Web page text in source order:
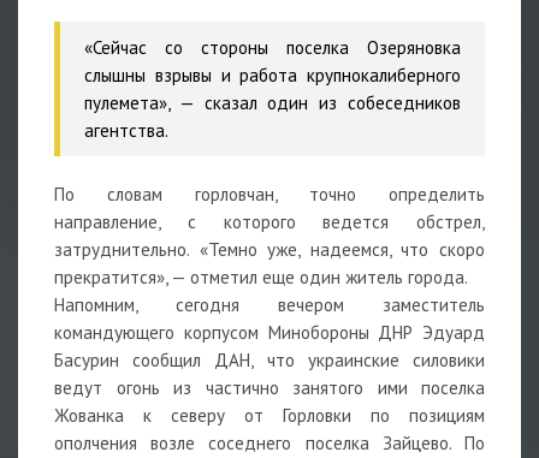
«Сейчас со стороны поселка Озеряновка
слышны взрывы и работа крупнокалиберного
пулемета», — сказал один из собеседников
агентства.
По словам горловчан, точно определить
направление, с которого ведется обстрел,
затруднительно. «Темно уже, надеемся, что скоро
прекратится», — отметил еще один житель города.
Напомним, сегодня вечером заместитель
командующего корпусом Минобороны ДНР Эдуард
Басурин сообщил ДАН, что украинские силовики
ведут огонь из частично занятого ими поселка
Жованка к северу от Горловки по позициям
ополчения возле соседнего поселка Зайцево. По